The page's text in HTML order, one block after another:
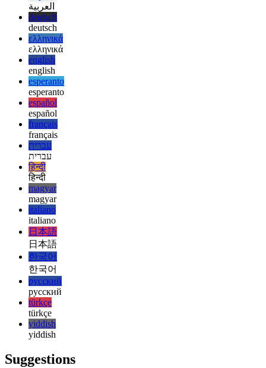
afrikaans
afrikaans
العربية
العربية
deutsch
deutsch
ελληνικά
ελληνικά
english
english
esperanto
esperanto
español
español
français
français
עברית
עברית
हिन्दी
हिन्दी
magyar
magyar
italiano
italiano
日本語
日本語
한국어
한국어
русский
русский
türkçe
yiddish